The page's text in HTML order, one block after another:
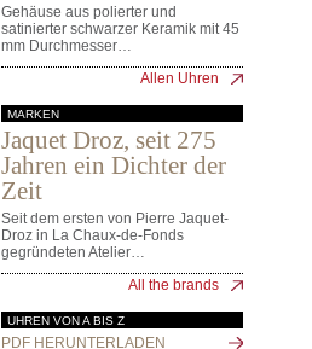
Gehäuse aus polierter und
satinierter schwarzer Keramik mit 45
mm Durchmesser…
Allen Uhren
MARKEN
Jaquet Droz, seit 275
Jahren ein Dichter der
Zeit
Seit dem ersten von Pierre Jaquet-
Droz in La Chaux-de-Fonds
gegründeten Atelier…
All the brands
UHREN VON A BIS Z
PDF HERUNTERLADEN